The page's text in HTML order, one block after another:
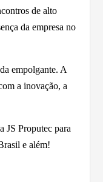
de alto
da empresa no
empolgante. A
a inovação, a
JS Proputec para
e além!